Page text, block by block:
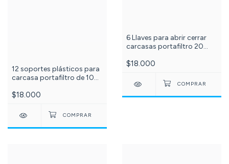
12 soportes plásticos para
carcasa portafiltro de 10
$18.000
6 Llaves para abrir cerrar
carcasas portafiltro 20
$18.000